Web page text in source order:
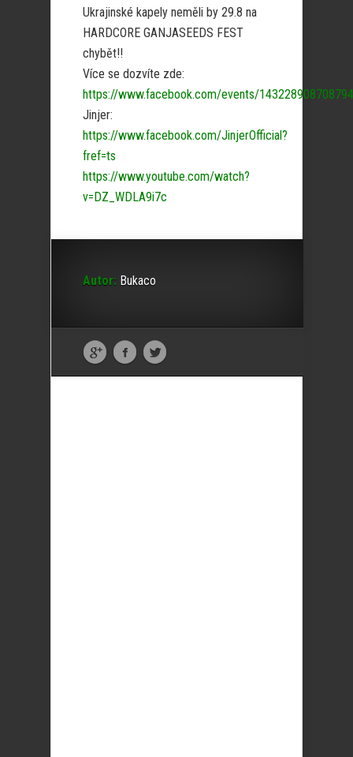
Ukrajinské kapely neměli by 29.8 na
HARDCORE GANJASEEDS FEST
chybět!!
Více se dozvíte zde:
https://www.facebook.com/events/
Jinjer:
https://www.facebook.com/JinjerOfficial?
fref=ts
https://www.youtube.com/watch?
v=DZ_WDLA9i7c
Autor: Bukaco